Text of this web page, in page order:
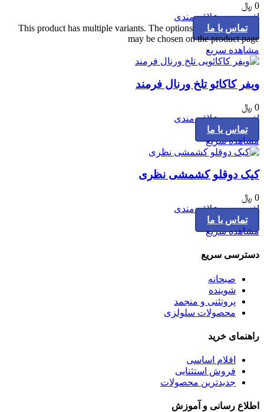
0 ﷼
افزودن به علاقه مندی
تماس با ما
This product has multiple variants. The options
may be chosen on the product page
مشاهده سریع
ویفر کاکائو تلخ ورنال فرمند
0 ﷼
افزودن به علاقه مندی
تماس با ما
مشاهده سریع
کیک دوقلو کشمشی نظری
0 ﷼
افزودن به علاقه مندی
تماس با ما
مشاهده سریع
دسترسی سریع
صبحانه
شوینده
پروتئنی و منجمد
محصولات سلولزی
راهنمای خرید
اقلام اساسی
فروش استثنایی
جدیدترین محصولات
اطلاع رسانی و آموزش